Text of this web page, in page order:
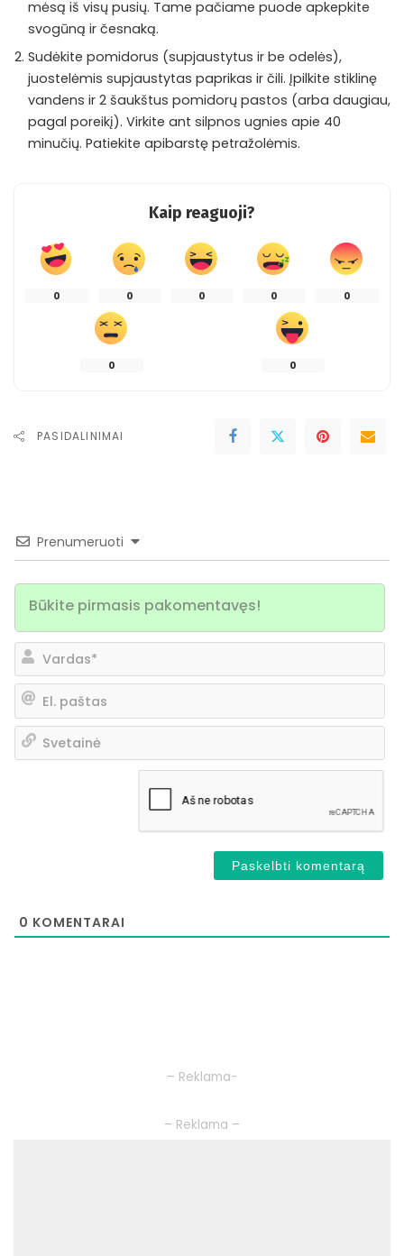
mėsą iš visų pusių. Tame pačiame puode apkepkite
svogūną ir česnaką.
Sudėkite pomidorus (supjaustytus ir be odelės),
juostelėmis supjaustytas paprikas ir čili. Įpilkite stiklinę
vandens ir 2 šaukštus pomidorų pastos (arba daugiau,
pagal poreikį). Virkite ant silpnos ugnies apie 40
minučių. Patiekite apibarstę petražolėmis.
Kaip reaguoji?
0 0 0 0 0
0 0
PASIDALINIMAI
Prenumeruoti
0 KOMENTARAI
– Reklama-
– Reklama –